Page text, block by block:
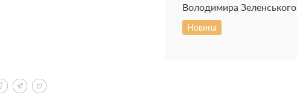
Володимира Зеленського
Новина